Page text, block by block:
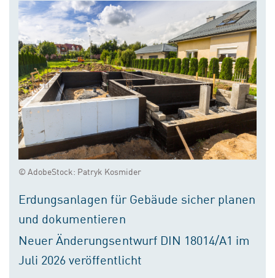
© AdobeStock: Patryk Kosmider
Erdungsanlagen für Gebäude sicher planen
und dokumentieren
Neuer Änderungsentwurf DIN 18014/A1 im
Juli 2026 veröffentlicht